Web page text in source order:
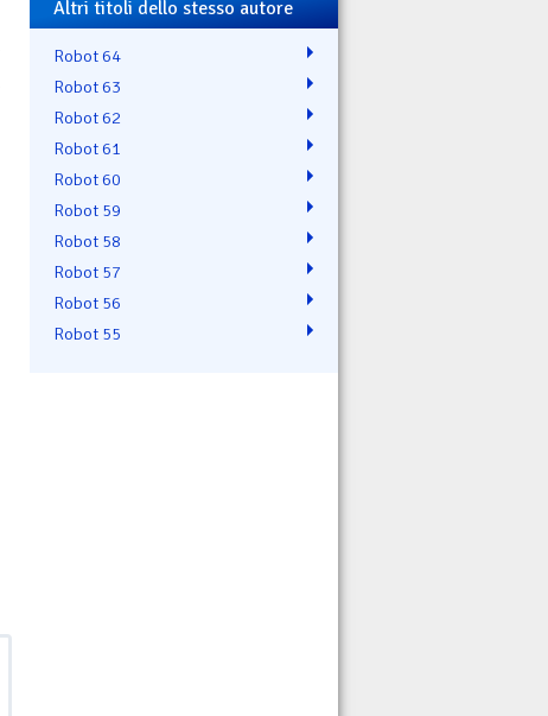
Altri titoli dello stesso autore
Robot 64
Robot 63
Robot 62
Robot 61
Robot 60
Robot 59
Robot 58
Robot 57
Robot 56
Robot 55